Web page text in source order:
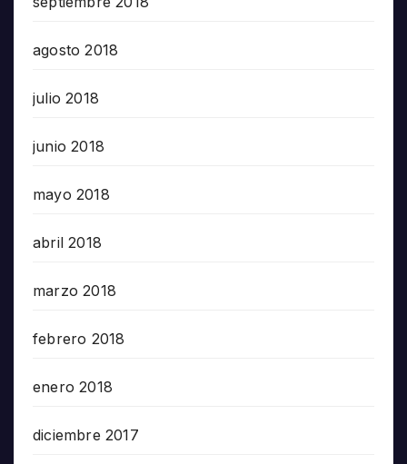
agosto 2018
julio 2018
junio 2018
mayo 2018
abril 2018
marzo 2018
febrero 2018
enero 2018
diciembre 2017